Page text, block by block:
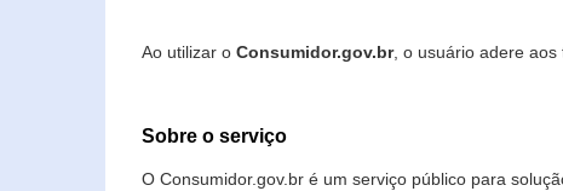
Ao utilizar o Consumidor.gov.br, o usuário adere aos
Sobre o serviço
O Consumidor.gov.br é um serviço público para